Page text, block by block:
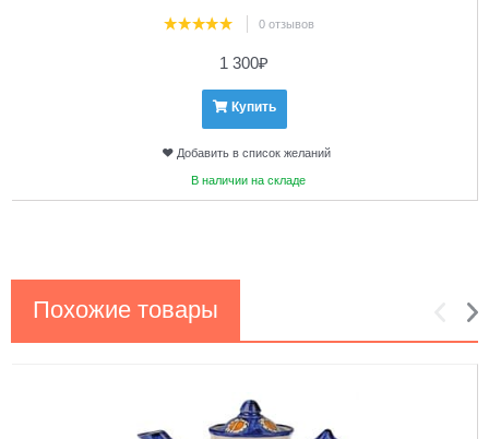
0 отзывов
1 300₽
Купить
Добавить в список желаний
В наличии на складе
Похожие товары